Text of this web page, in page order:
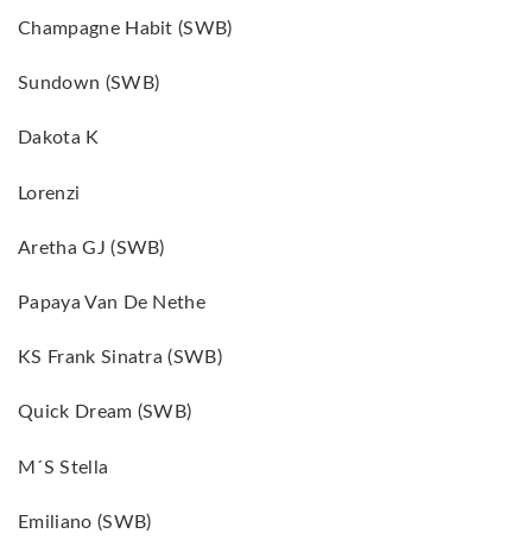
Champagne Habit (SWB)
Sundown (SWB)
Dakota K
Lorenzi
Aretha GJ (SWB)
Papaya Van De Nethe
KS Frank Sinatra (SWB)
Quick Dream (SWB)
M´S Stella
Emiliano (SWB)